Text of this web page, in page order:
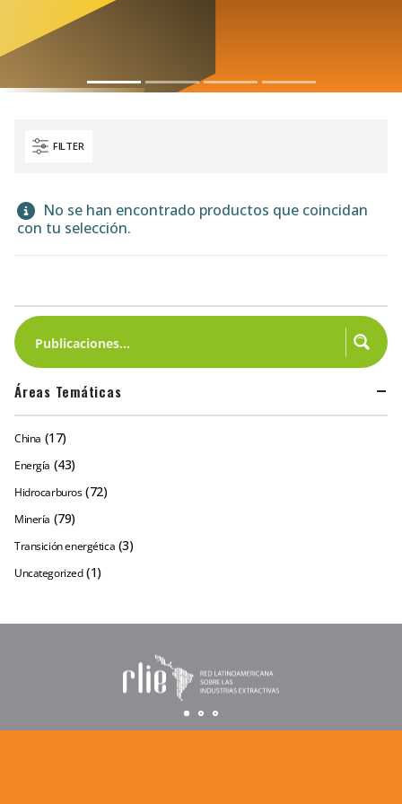
FILTER
No se han encontrado productos que coincidan
con tu selección.
Áreas Temáticas
China (17)
Energía (43)
Hidrocarburos (72)
Minería (79)
Transición energética (3)
Uncategorized (1)